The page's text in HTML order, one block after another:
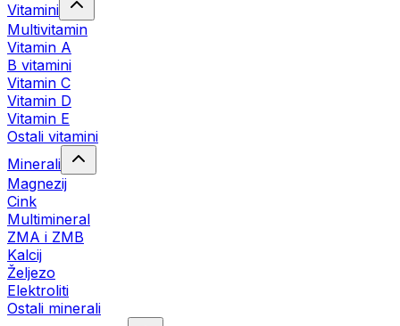
Vitamini
Multivitamin
Vitamin A
B vitamini
Vitamin C
Vitamin D
Vitamin E
Ostali vitamini
Minerali
Magnezij
Cink
Multimineral
ZMA i ZMB
Kalcij
Željezo
Elektroliti
Ostali minerali